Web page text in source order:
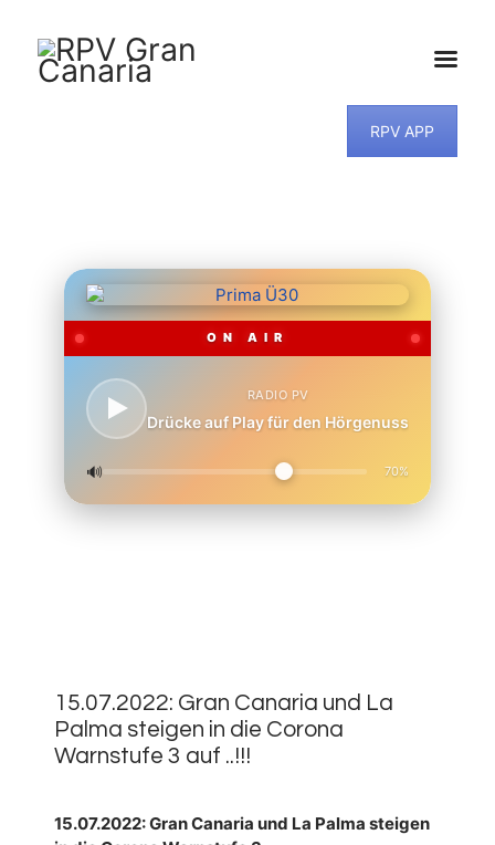
RPV APP
ON AIR
RADIO PV
Drücke auf Play für den Hörgenuss
🔊 70%
MUSIKWUNSCH
15.07.2022: Gran Canaria und La
Palma steigen in die Corona
Warnstufe 3 auf ..!!!
15.07.2022: Gran Canaria und La Palma steigen